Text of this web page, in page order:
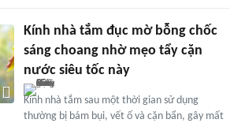
Kính nhà tắm đục mờ bỗng chốc
sáng choang nhờ mẹo tẩy cặn
nước siêu tốc này
Kính nhà tắm sau một thời gian sử dụng
thường bị bám bụi, vết ố và cặn bẩn, gây mất